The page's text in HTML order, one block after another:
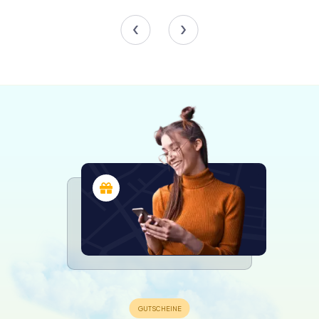
versetzt, in der Geschichte und moderne Kunst
harmonisch nebeneinander existieren. Die Sammlung des
Museums erstreckt sich über mehrere Räume, die jeweils
während seines Aufenthalts im Schloss 1946
geschaffenen Werken gewidmet ist. Hier könnt ihr einige
seiner ikonischsten Werke bewundern, darunter La Joie
de Vivre und Die Ziege. Die leuchtenden Farben und
kräftigen Linien dieser Werke spiegeln Picassos
grenzenlose Kreativität und seine tiefe Verbundenheit mit
der mediterranen Landschaft wider.
Zusätzlich zu Picassos Werken zeigt das Museum auch
Werke anderer renommierter Künstler wie Nicolas de
Staël, Fernand Léger und Hans Hartung. Diese Werke
bieten einen breiteren Kontext für Picassos Kunst und
zeigen die vielfältigen künstlerischen Strömungen, die
das 20. Jahrhundert geprägt haben.